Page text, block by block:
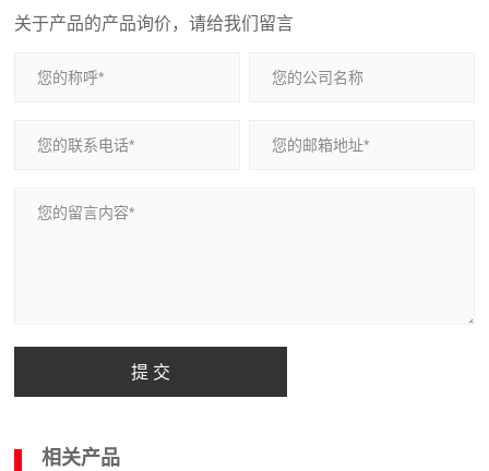
关于产品的产品询价，请给我们留言
提 交
相关产品